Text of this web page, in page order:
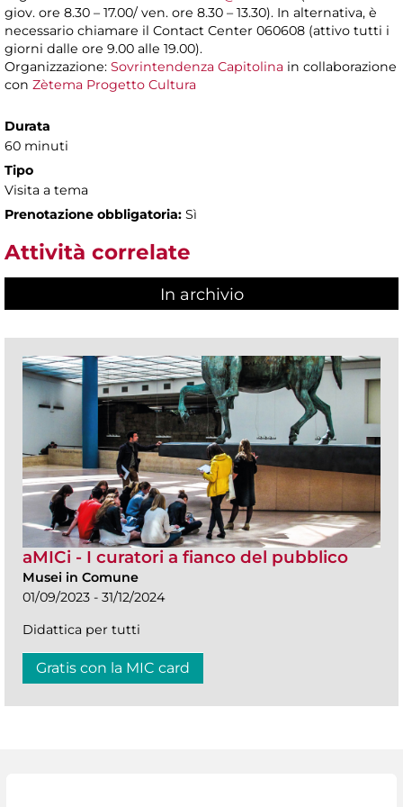
giov. ore 8.30 – 17.00/ ven. ore 8.30 – 13.30). In alternativa, è
necessario chiamare il Contact Center 060608 (attivo tutti i
giorni dalle ore 9.00 alle 19.00).
Organizzazione: Sovrintendenza Capitolina in collaborazione
con Zètema Progetto Cultura
Durata
60 minuti
Tipo
Visita a tema
Prenotazione obbligatoria: Sì
Attività correlate
In archivio
aMICi - I curatori a fianco del pubblico
Musei in Comune
01/09/2023 - 31/12/2024
Didattica per tutti
Gratis con la MIC card